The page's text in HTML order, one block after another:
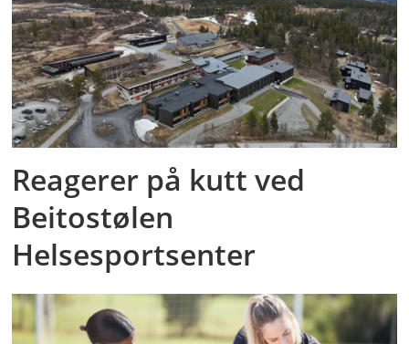
Reagerer på kutt ved
Beitostølen
Helsesportsenter